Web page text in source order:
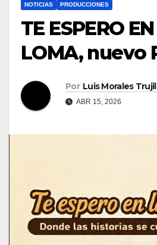
NOTICIAS PRODUCCIONES
TE ESPERO
LOMA, nuevo
Por Luis Morales
ABR 15, 2026